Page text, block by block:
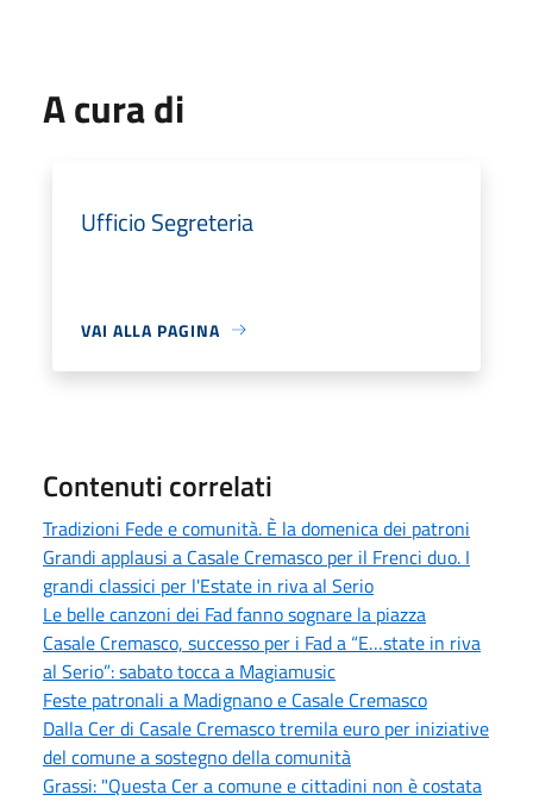
A cura di
Ufficio Segreteria
VAI ALLA PAGINA
Contenuti correlati
Tradizioni Fede e comunità. È la domenica dei patroni
Grandi applausi a Casale Cremasco per il Frenci duo. I
grandi classici per l'Estate in riva al Serio
Le belle canzoni dei Fad fanno sognare la piazza
Casale Cremasco, successo per i Fad a “E…state in riva
al Serio”: sabato tocca a Magiamusic
Feste patronali a Madignano e Casale Cremasco
Dalla Cer di Casale Cremasco tremila euro per iniziative
del comune a sostegno della comunità
Grassi: "Questa Cer a comune e cittadini non è costata